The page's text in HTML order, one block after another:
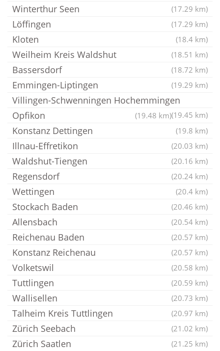
Winterthur Seen (17.29 km)
Löffingen (17.29 km)
Kloten (18.4 km)
Weilheim Kreis Waldshut (18.51 km)
Bassersdorf (18.72 km)
Emmingen-Liptingen (19.29 km)
Villingen-Schwenningen Hochemmingen
(19.45 km)
Opfikon (19.48 km)
Konstanz Dettingen (19.8 km)
Illnau-Effretikon (20.03 km)
Waldshut-Tiengen (20.16 km)
Regensdorf (20.24 km)
Wettingen (20.4 km)
Stockach Baden (20.46 km)
Allensbach (20.54 km)
Reichenau Baden (20.57 km)
Konstanz Reichenau (20.57 km)
Volketswil (20.58 km)
Tuttlingen (20.59 km)
Wallisellen (20.73 km)
Talheim Kreis Tuttlingen (20.97 km)
Zürich Seebach (21.02 km)
Zürich Saatlen (21.25 km)